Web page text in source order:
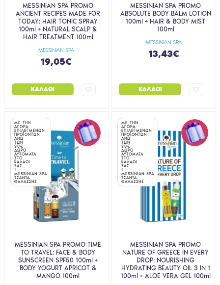
MESSINIAN SPA
MESSINIAN SPA PROMO
ANCIENT RECIPES MADE FOR
TODAY: HAIR TONIC SPRAY
100ml + NATURAL SCALP &
HAIR TREATMENT 100ml
19,05€
ΚΑΛΆΘΙ
MESSINIAN SPA
MESSINIAN SPA PROMO
ABSOLUTE BODY BALM LOTION
100ml + HAIR & BODY MIST
100ml
13,43€
ΚΑΛΆΘΙ
ΜΕ ΤΗΝ
ΑΓΟΡΑ
ΕΠΙΛΕΓΜΕΝΩΝ
ΠΡΟΪΟΝΤΩΝ
ΑΝΩ
ΤΩΝ
30€
ΔΩΡΟ
ΑΥΤΟΜΑΤΑ
ΣΤΟ
ΚΑΛΑΘΙ
ΣΑΣ
1
MESSINIAN SPA
ΤΣΑΝΤΑ
ΘΑΛΑΣΣΗΣ
MESSINIAN SPA PROMO TIME
TO TRAVEL: FACE & BODY
SUNSCREEN SPF50 100ml +
BODY YOGURT APRICOT &
MANGO 100ml
ΜΕ ΤΗΝ
ΑΓΟΡΑ
ΕΠΙΛΕΓΜΕΝΩΝ
ΠΡΟΪΟΝΤΩΝ
ΑΝΩ
ΤΩΝ
30€
ΔΩΡΟ
ΑΥΤΟΜΑΤΑ
ΣΤΟ
ΚΑΛΑΘΙ
ΣΑΣ
1
MESSINIAN SPA
ΤΣΑΝΤΑ
ΘΑΛΑΣΣΗΣ
MESSINIAN SPA PROMO
NATURE OF GREECE IN EVERY
DROP: NOURISHING
HYDRATING BEAUTY OIL 3 IN 1
100ml + ALOE VERA GEL 100ml